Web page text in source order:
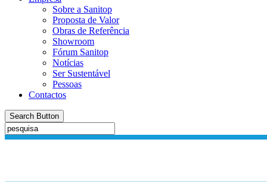
Sobre a Sanitop
Proposta de Valor
Obras de Referência
Showroom
Fórum Sanitop
Notícias
Ser Sustentável
Pessoas
Contactos
Search Button